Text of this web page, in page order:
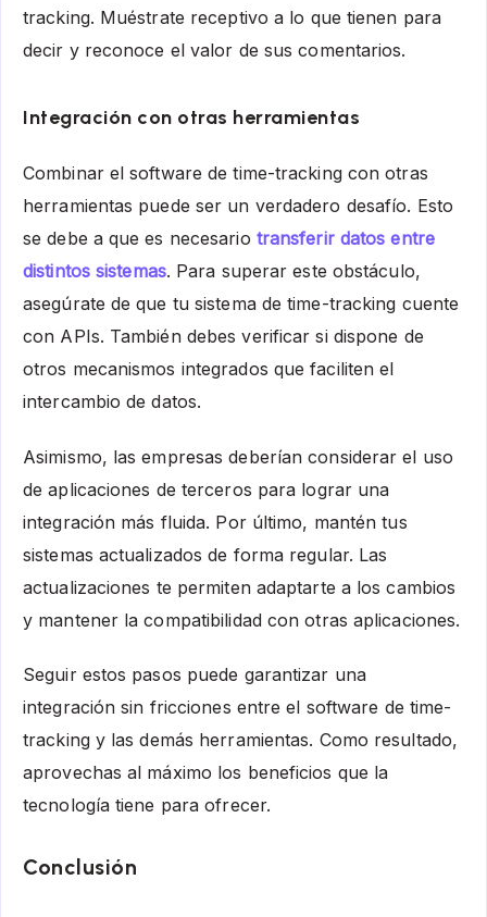
tracking. Muéstrate receptivo a lo que tienen para
decir y reconoce el valor de sus comentarios.
Integración con otras herramientas
Combinar el software de time-tracking con otras
herramientas puede ser un verdadero desafío. Esto
se debe a que es necesario transferir datos entre
distintos sistemas. Para superar este obstáculo,
asegúrate de que tu sistema de time-tracking cuente
con APIs. También debes verificar si dispone de
otros mecanismos integrados que faciliten el
intercambio de datos.
Asimismo, las empresas deberían considerar el uso
de aplicaciones de terceros para lograr una
integración más fluida. Por último, mantén tus
sistemas actualizados de forma regular. Las
actualizaciones te permiten adaptarte a los cambios
y mantener la compatibilidad con otras aplicaciones.
Seguir estos pasos puede garantizar una
integración sin fricciones entre el software de time-
tracking y las demás herramientas. Como resultado,
aprovechas al máximo los beneficios que la
tecnología tiene para ofrecer.
Conclusión